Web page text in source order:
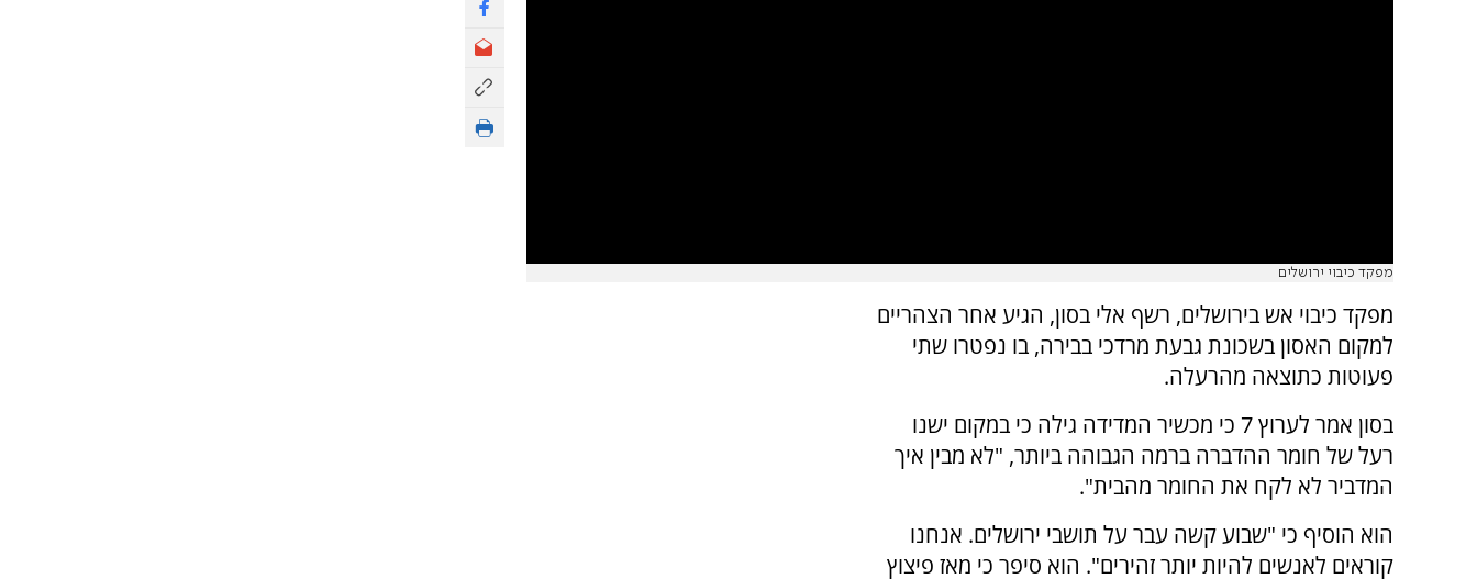
מפקד כיבוי ירושלים
מפקד כיבוי אש בירושלים, רשף אלי בסון, הגיע אחר הצהריים
למקום האסון בשכונת גבעת מרדכי בבירה, בו נפטרו שתי
פעוטות כתוצאה מהרעלה.
בסון אמר לערוץ 7 כי מכשיר המדידה גילה כי במקום ישנו
רעל של חומר ההדברה ברמה הגבוהה ביותר, "לא מבין איך
המדביר לא לקח את החומר מהבית".
הוא הוסיף כי "שבוע קשה עבר על תושבי ירושלים. אנחנו
קוראים לאנשים להיות יותר זהירים". הוא סיפר כי מאז פיצוץ